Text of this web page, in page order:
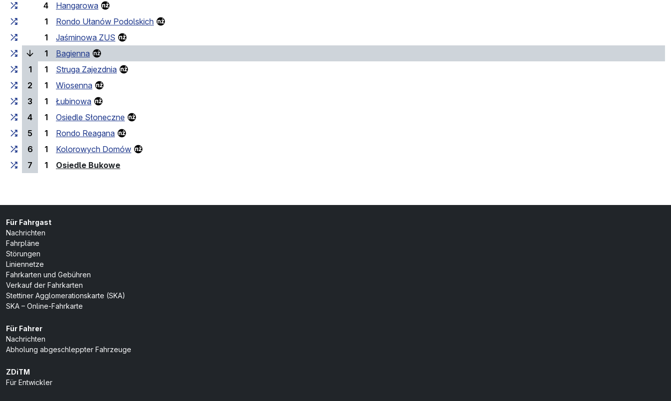
4
Hangarowa
1
Rondo Ułanów Podolskich
1
Jaśminowa ZUS
1
Bagienna
1
1
Struga Zajezdnia
2
1
Wiosenna
3
1
Łubinowa
4
1
Osiedle Słoneczne
5
1
Rondo Reagana
6
1
Kolorowych Domów
7
1 Osiedle Bukowe(Endhaltestelle)
Für Fahrgast
Nachrichten
Fahrpläne
Störungen
Liniennetze
Fahrkarten und Gebühren
Verkauf der Fahrkarten
Stettiner Agglomerationskarte (SKA)
SKA – Online-Fahrkarte
Für Fahrer
Nachrichten
Abholung abgeschleppter Fahrzeuge
ZDiTM
Für Entwickler